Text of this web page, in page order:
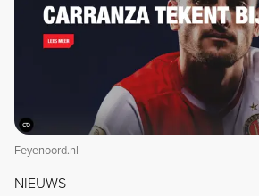
Feyenoord.nl
NIEUWS